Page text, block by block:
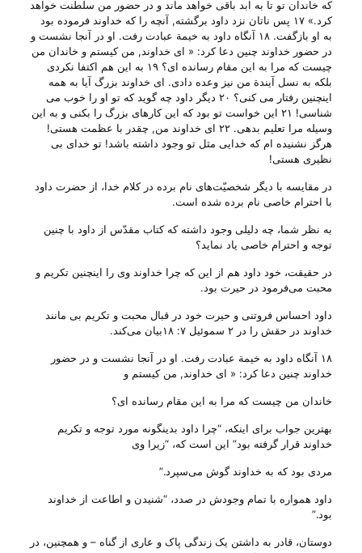
که خاندان تو تا به ابد باقی خواهد ماند و در حضور من سلطنت خواهد
کرد.» ۱۷ پس ناتان نزد داود برگشته, آنچه را که خداوند فرموده بود
به او بازگفت. ۱۸ آنگاه داود به خیمة عبادت رفت. او در آنجا نشست و
در حضور خداوند چنین دعا کرد: « ای خداوند, من کیستم و خاندان من
چیست که مرا به این مقام رسانده ای؟ ۱۹ به این هم اکتفا نکردی
بلکه به نسل آیندة من نیز وعده دادی. ای خداوند بزرگ آیا به همه
اینچنین رفتار می کنی؟ ۲۰ دیگر داود چه گوید که تو او را خوب می
شناسی! ۲۱ این خواست تو بود که این کارهای بزرگ را بکنی و به این
وسیله مرا تعلیم بدهی. ۲۲ ای خداوند من, چقدر با عظمت هستی!
هرگز نشنیده ام که خدایی مثل تو وجود داشته باشد! تو خدای بی
نظیری هستی!
در مقایسه با دیگر شخصیّت‌های نام برده در کلام خدا، از حضرت داود
با احترام خاصی نام برده شده است.
به نظر شما، چه دلیلی وجود داشته که کتاب مقدّس از داود با چنین
توجه و احترام خاصی یاد نماید؟
در حقیقت، خود داود هم از این که چرا خداوند وی را اینچنین تکریم و
محبت می‌‌فرمود در حیرت بود.
داود احساس فروتنی و حیرت خود در قبال محبت و تکریم بی‌ مانند
خداوند در حقش را در ۲ سموئیل ۷: ۱۸بیان می‌‌کند.
۱۸ آنگاه داود به خیمة عبادت رفت. او در آنجا نشست و در حضور
خداوند چنین دعا کرد: « ای خداوند, من کیستم و
خاندان من چیست که مرا به این مقام رسانده ای؟
بهترین جواب برای اینکه، “چرا داود بدینگونه مورد توجه و تکریم
خداوند قرار گرفته بود” این است که، “زیرا وی
مردی بود که به خداوند گوش می‌‌سپرد.”
داود همواره با تمام وجودش در صدد، “شنیدن و اطاعت از خداوند
بود.”
دوستان، قادر به داشتن یک زندگی پاک و عاری از گناه – و همچنین، در